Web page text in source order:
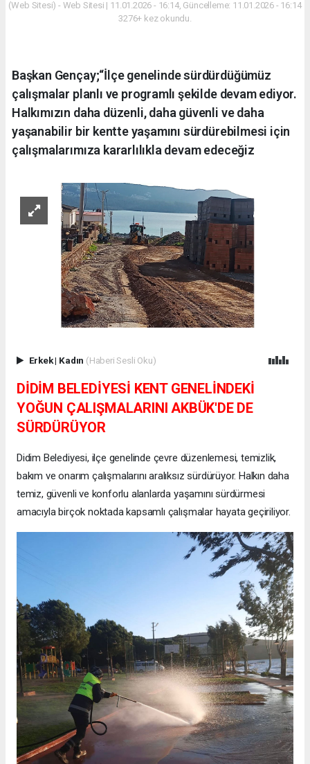
(Web Sitesi) - Web Sitesi | 11.01.2026 - 16:14, Güncelleme: 11.01.2026 - 16:14
3276+ kez okundu.
Başkan Gençay;“İlçe genelinde sürdürdüğümüz
çalışmalar planlı ve programlı şekilde devam ediyor.
Halkımızın daha düzenli, daha güvenli ve daha
yaşanabilir bir kentte yaşamını sürdürebilmesi için
çalışmalarımıza kararlılıkla devam edeceğiz
Erkek| Kadın (Haberi Sesli Oku)
DİDİM BELEDİYESİ KENT GENELİNDEKİ
YOĞUN ÇALIŞMALARINI AKBÜK'DE DE
SÜRDÜRÜYOR
Didim Belediyesi, ilçe genelinde çevre düzenlemesi, temizlik,
bakım ve onarım çalışmalarını aralıksız sürdürüyor. Halkın daha
temiz, güvenli ve konforlu alanlarda yaşamını sürdürmesi
amacıyla birçok noktada kapsamlı çalışmalar hayata geçiriliyor.